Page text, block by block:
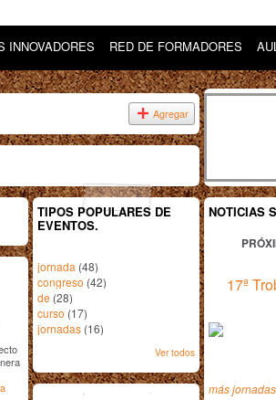
INNOVADORES RED DE FORMADORES
Agregar
TIPOS POPULARES DE
EVENTOS.
jornada (48)
congreso (42)
de (28)
curso (17)
jornadas (16)
Ver todos
marzo 2010
NOTICIAS
17ª
más jornadas